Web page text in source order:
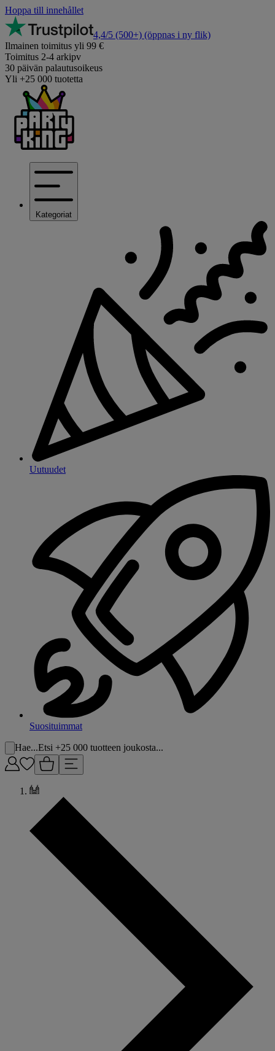
Hoppa till innehållet
4,4/5 (500+) (öppnas i ny flik)
Ilmainen toimitus yli 99 €
Toimitus 2-4 arkipv
30 päivän palautusoikeus
Yli +25 000 tuotetta
Kategoriat
Uutuudet
Suosituimmat
Hae...Etsi +25 000 tuotteen joukosta...